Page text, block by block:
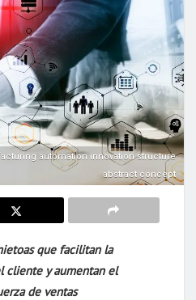
automation innovation structure
abstract concept
que facilitan la
cliente y aumentan el
de ventas